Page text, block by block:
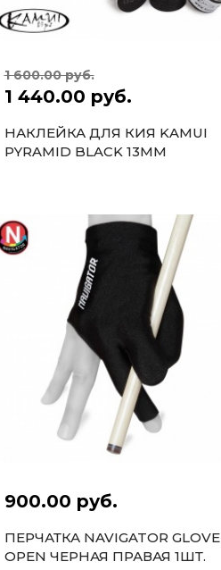
1 600.00 руб.
1 440.00 руб.
НАКЛЕЙКА ДЛЯ КИЯ KAMUI
PYRAMID BLACK 13ММ
900.00 руб.
ПЕРЧАТКА NAVIGATOR GLOVE
OPEN ЧЕРНАЯ ПРАВАЯ 1ШТ.